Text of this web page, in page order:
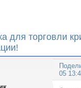
для торговли
05